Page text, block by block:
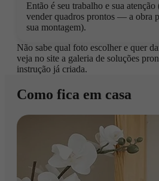
Então é seu trabalho e sua
vender quadros prontos — a obra
sua montagem).
Não sabe qual foto escolher e quer
veja no site a galeria de soluções
instrução já criada.
Como fica em casa